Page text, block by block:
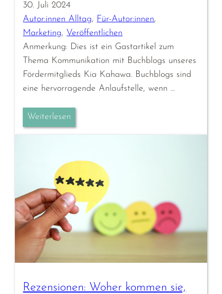
30. Juli 2024
Autor:innen Alltag, Für-Autor:innen
Marketing, Veröffentlichen
Anmerkung: Dies ist ein Gastartikel zum
Thema Kommunikation mit Buchblogs unseres
Fördermitglieds Kia Kahawa. Buchblogs sind
eine hervorragende Anlaufstelle, wenn …
Weiterlesen
Rezensionen: Woher kommen sie,